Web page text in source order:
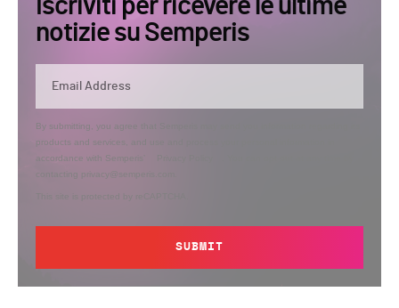
Iscriviti per ricevere le ultime
notizie su Semperis
By submitting, you agree that Semperis may send you information regarding its
products and services, and use and process your personal information in
accordance with Semperis’
contacting privacy@semperis.com.
This site is protected by reCAPTCHA.
SUBMIT